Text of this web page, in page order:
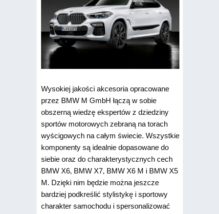
Wysokiej jakości akcesoria opracowane
przez BMW M GmbH łączą w sobie
obszerną wiedzę ekspertów z dziedziny
sportów motorowych zebraną na torach
wyścigowych na całym świecie. Wszystkie
komponenty są idealnie dopasowane do
siebie oraz do charakterystycznych cech
BMW X6, BMW X7, BMW X6 M i BMW X5
M. Dzięki nim będzie można jeszcze
bardziej podkreślić stylistykę i sportowy
charakter samochodu i spersonalizować